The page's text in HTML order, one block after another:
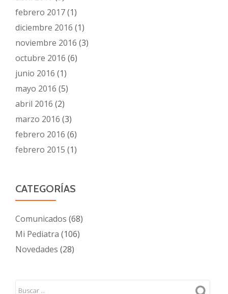
febrero 2017(1)
diciembre 2016 (1)
noviembre 2016 (3)
octubre 2016 (6)
junio 2016 (1)
mayo 2016 (5)
abril 2016 (2)
marzo 2016 (3)
febrero 2016 (6)
febrero 2015 (1)
CATEGORÍAS
Comunicados (68)
Mi Pediatra (106)
Novedades (28)